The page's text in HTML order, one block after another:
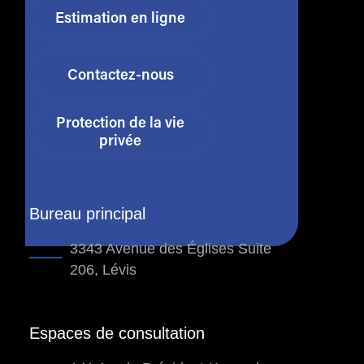
Estimation en ligne
Contactez-nous
Protection de la vie
privée
Bureau principal
3343 Avenue des Églises Suite
206, Lévis
Espaces de consultation